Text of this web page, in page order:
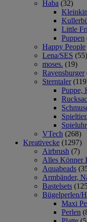
Haba (32)
Little
Puppen
Happy People
Lena/SES (55)
moses. (19)
Ravensburger
Sterntaler
Puppe,
VTech (268)
Kreativecke (1297)
Airbrush (7)
Alles Könner
Aquabeads
Armbänder,
Bastelsets
Bügelperlen/
Maxi
Perlen